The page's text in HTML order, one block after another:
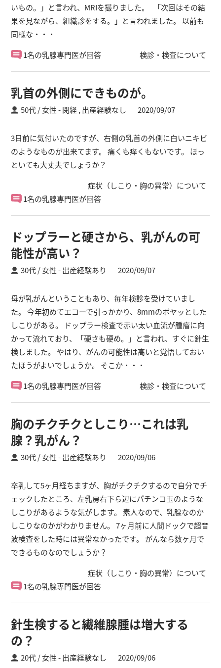
いもの。」と言われ、MRIを撮りました。 「次回はその結
果を見ながら、組織診をする。」と言われました。 以前も
同様な・・・
検診・検査について
1名の乳腺専門医が回答
乳首の外側にできものが。
50代 / 女性 閉経 ,出産経験なし 2020/09/07
3日前に気付いたのですが、右側の乳首の外側に白いニキビ
のようなものが出来てます。 痛くも痒くもないです。 ほっ
といても大丈夫でしょうか？
症状（しこり・胸の異常）について
1名の乳腺専門医が回答
ドップラーと硬さから、乳がんの可
能性が高い？
30代 / 女性 出産経験あり 2020/09/07
母が乳がんということもあり、毎年検診を受けていまし
た。 今年初めてエコーで引っかかり、8mmのボヤッとした
しこりがある。 ドップラー検査で赤い太い血流が腫瘤に向
かって流れており、「硬さも硬め。」と言われ、すぐに針生
検しました。 やはり、がんの可能性は高いと覚悟しておい
たほうがよいでしょうか。 そこか・・・
検診・検査について
1名の乳腺専門医が回答
胸のチクチクとしこり…これは乳
腺？乳がん？
30代 / 女性 出産経験あり 2020/09/06
卒乳して5ヶ月経ちますが、胸がチクチクするので自分でチ
ェックしたところ、左乳房右下ら辺にパチンコ玉のような
しこりがあるような気がします。 素人なので、乳腺なのか
しこりなのかがわかりません。 7ヶ月前に人間ドックで超音
波検査をした時には異常なかったです。 がんなら数ヶ月で
できるものなのでしょうか？
症状（しこり・胸の異常）について
1名の乳腺専門医が回答
針生検すると繊維腺腫は増大する
の？
20代 / 女性 出産経験なし 2020/09/06